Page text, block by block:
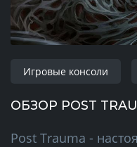
Игровые консоли
ОБЗОР POST
Post Trauma -